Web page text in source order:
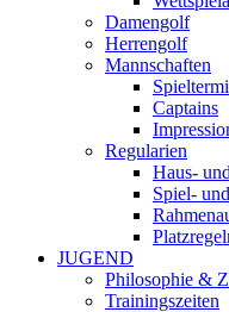
Damengolf
Herrengolf
Mannschaften
Captains
Regularien
Haus-
Spiel-
JUGEND
Philosophie &
Trainingszeiten